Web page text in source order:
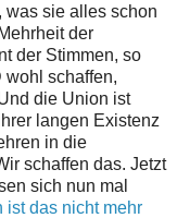
was sie alles schon
der
der Stimmen, so
wohl schaffen,
die Union ist
langen Existenz
in die
schaffen das. Jetzt
sich nun mal
ist das nicht mehr